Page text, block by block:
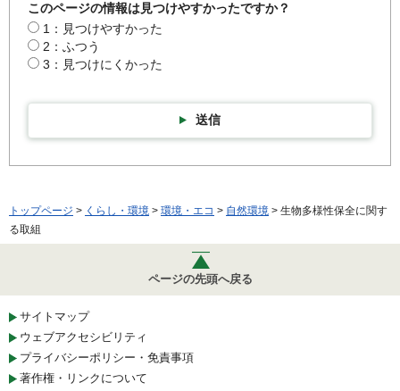
このページの情報は見つけやすかったですか？
1：見つけやすかった
2：ふつう
3：見つけにくかった
送信
トップページ > くらし・環境 > 環境・エコ > 自然環境 > 生物多様性保全に関す
る取組
ページの先頭へ戻る
サイトマップ
ウェブアクセシビリティ
プライバシーポリシー・免責事項
著作権・リンクについて